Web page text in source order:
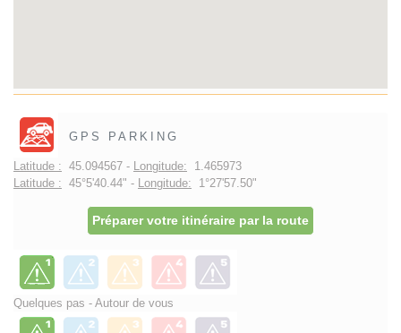
GPS PARKING
Latitude : 45.094567 - Longitude: 1.465973
Latitude : 45°5'40.44" - Longitude: 1°27'57.50"
Préparer votre itinéraire par la route
Quelques pas - Autour de vous